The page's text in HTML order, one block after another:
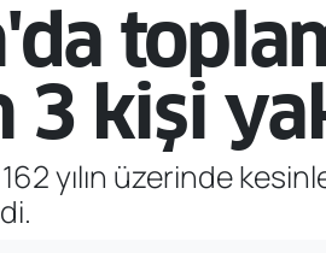
3 kişi
yılın üzerinde